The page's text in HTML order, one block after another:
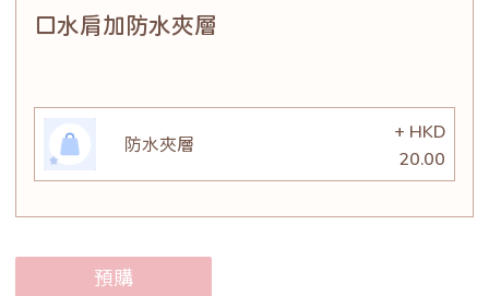
口水肩加防水夾層
防水夾層
+ HKD
20.00
預購